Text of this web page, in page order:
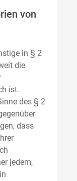
von
in § 2
die
ist.
des § 2
dass
jedem,